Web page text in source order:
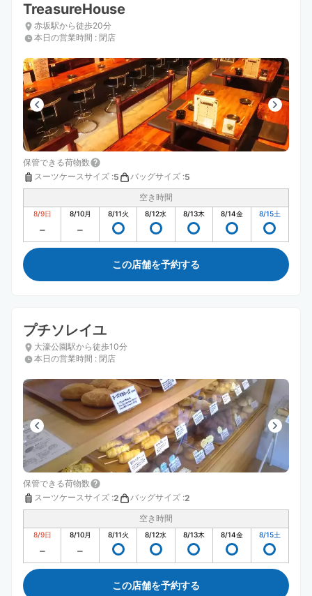
TreasureHouse
赤坂駅から徒歩20分
本日の営業時間 : 閉店
保管できる荷物数
スーツケースサイズ :5 バッグサイズ :5
空き時間
8/9日 8/10月 8/11火 8/12水 8/13木 8/14金 8/15土
この店舗を予約する
プチソレイユ
大濠公園駅から徒歩10分
本日の営業時間 : 閉店
保管できる荷物数
スーツケースサイズ :2 バッグサイズ :2
空き時間
8/9日 8/10月 8/11火 8/12水 8/13木 8/14金 8/15土
この店舗を予約する